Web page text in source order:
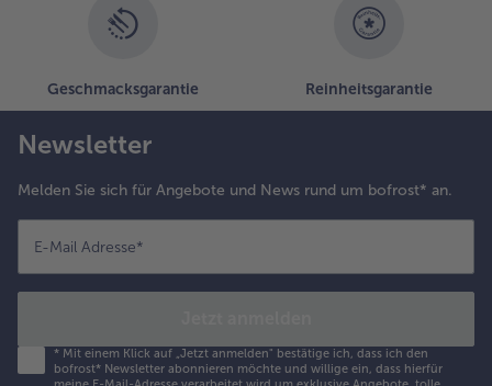
Geschmacksgarantie Reinheitsgarantie
Newsletter
Melden Sie sich für Angebote und News rund um bofrost* an.
E-Mail Adresse*
* Mit einem Klick auf „Jetzt anmelden" bestätige ich, dass ich den
bofrost* Newsletter abonnieren möchte und willige ein, dass hierfür